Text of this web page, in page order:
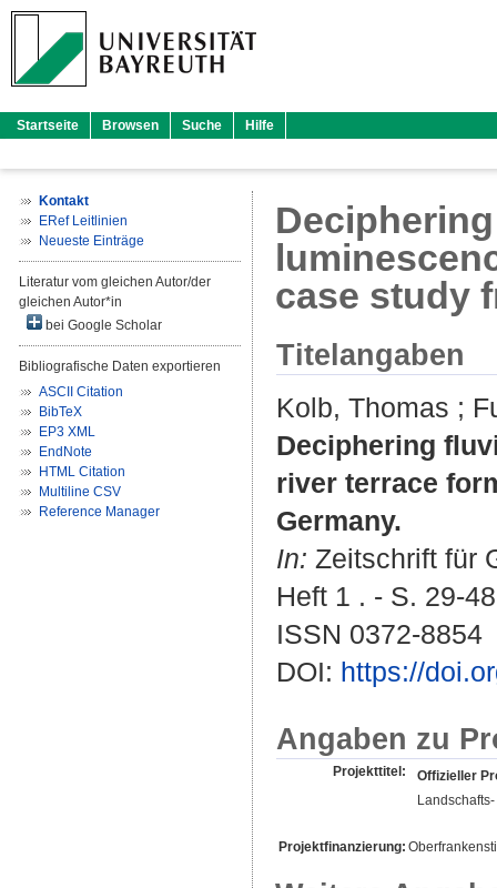
Startseite Browsen Suche Hilfe
Kontakt
ERef Leitlinien
Neueste Einträge
Literatur vom gleichen Autor/der
gleichen Autor*in
bei Google Scholar
Bibliografische Daten exportieren
ASCII Citation
BibTeX
EP3 XML
EndNote
HTML Citation
Multiline CSV
Reference Manager
case study
Titelangaben
Kolb, Thomas ;
Deciphering
river terrace
Germany.
In: Zeitschrift für
Heft 1 . - S. 29-
ISSN 0372-8854
DOI: https://
Angaben zu
Projekttitel:
Offizieller
Projektfinanzierung: